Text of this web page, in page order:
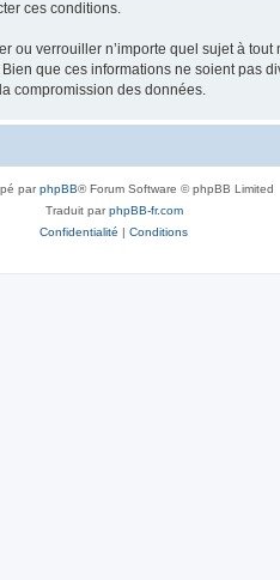
ces conditions.
verrouiller n’importe quel sujet à
que ces informations ne soient pas
compromission des données.
parphpBB® Forum Software © phpBB Limited
Traduit parphpBB-fr.com
Confidentialité | Conditions